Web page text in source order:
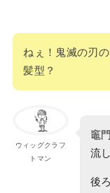
ねぇ！鬼滅の刃
髪型？
ウィッグクラフ
トマン
竈
流
後